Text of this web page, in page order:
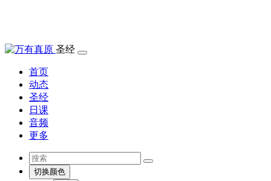
圣经
首页
动态
圣经
日课
音频
更多
切换颜色